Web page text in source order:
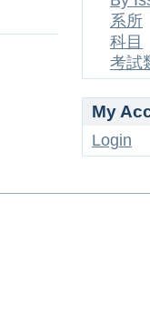
系所
科目
考試
My
Login